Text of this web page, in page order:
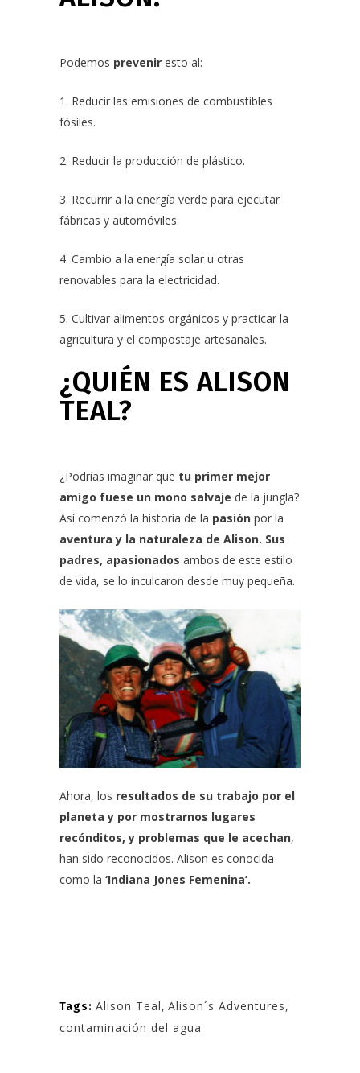
Podemos prevenir esto al:
1. Reducir las emisiones de combustibles
fósiles.
2. Reducir la producción de plástico.
3. Recurrir a la energía verde para ejecutar
fábricas y automóviles.
4. Cambio a la energía solar u otras
renovables para la electricidad.
5. Cultivar alimentos orgánicos y practicar la
agricultura y el compostaje artesanales.
¿QUIÉN ES ALISON
TEAL?
¿Podrías imaginar que tu primer mejor
amigo fuese un mono salvaje de la jungla?
Así comenzó la historia de la pasión por la
aventura y la naturaleza de Alison. Sus
padres, apasionados ambos de este estilo
de vida, se lo inculcaron desde muy pequeña.
Ahora, los resultados de su trabajo por el
planeta y por mostrarnos lugares
recónditos, y problemas que le acechan,
han sido reconocidos. Alison es conocida
como la ‘Indiana Jones Femenina’.
Tags: Alison Teal, Alison´s Adventures,
contaminación del agua